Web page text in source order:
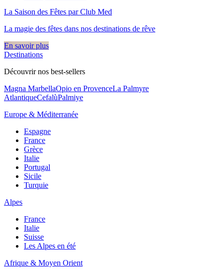
La Saison des Fêtes par Club Med
La magie des fêtes dans nos destinations de rêve​
En savoir plus
Destinations
Découvrir nos best-sellers
Magna MarbellaOpio en ProvenceLa Palmyre
AtlantiqueCefalùPalmiye
Europe & Méditerranée
Espagne
France
Grèce
Italie
Portugal
Sicile
Turquie
Alpes
France
Italie
Suisse
Les Alpes en été
Afrique & Moyen Orient